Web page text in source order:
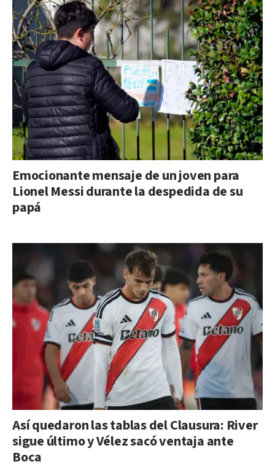
Emocionante mensaje de un joven para
Lionel Messi durante la despedida de su
papá
Así quedaron las tablas del Clausura: River
sigue último y Vélez sacó ventaja ante
Boca